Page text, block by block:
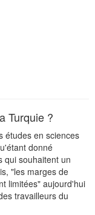
Turquie ?
études en sciences
donné
qui souhaitent un
"les marges de
limitées" aujourd'hui
travailleurs du